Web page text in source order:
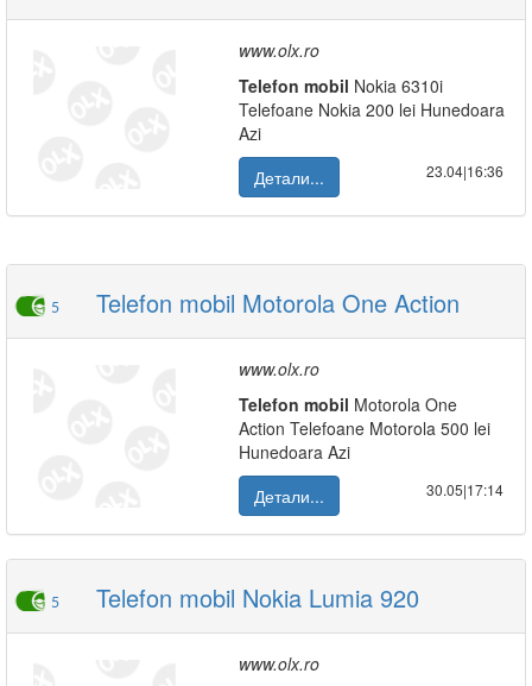
www.olx.ro
Telefon mobil Nokia 6310i
Telefoane Nokia 200 lei Hunedoara
Azi
Детали...
23.04|16:36
5 Telefon mobil Motorola One Action
www.olx.ro
Telefon mobil Motorola One
Action Telefoane Motorola 500 lei
Hunedoara Azi
Детали...
30.05|17:14
5 Telefon mobil Nokia Lumia 920
www.olx.ro